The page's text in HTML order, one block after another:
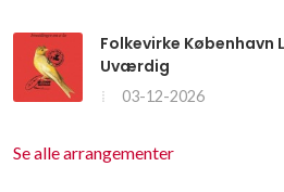
Folkevirke
Uværdig
03-12-2026
Se alle arrangementer